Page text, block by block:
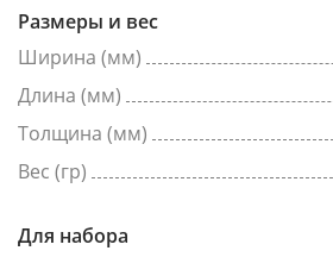
Размеры и вес
Ширина (мм)
Длина (мм)
Толщина (мм)
Вес (гр)
Для набора